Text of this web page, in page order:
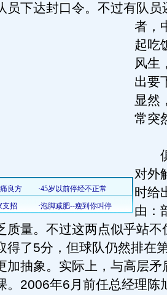
下达封口令。 不过有队员
者，
起吃
风生
出要
显然
常突
俱
对外
时给
由：
质量。不过这两点似乎站不
得了5分，但球队仍然排在
加抽象。实际上，与高层矛
。2006年6月前任总经理陈